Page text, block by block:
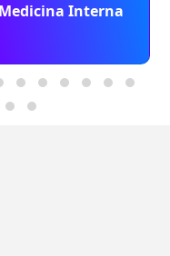
Medicina Interna